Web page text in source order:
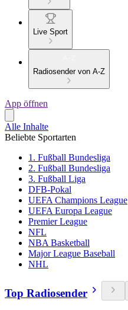
Live Sport
Radiosender von A-Z
App öffnen
Alle Inhalte
Beliebte Sportarten
1. Fußball Bundesliga
2. Fußball Bundesliga
3. Fußball Liga
DFB-Pokal
UEFA Champions League
UEFA Europa League
Premier League
NFL
NBA Basketball
Major League Baseball
NHL
Top Radiosender